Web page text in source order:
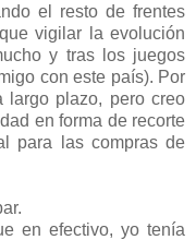
el resto de frentes
vigilar la evolución
y tras los juegos
con este país). Por
largo plazo, pero creo
en forma de recorte
para las compras de
en efectivo, yo tenía